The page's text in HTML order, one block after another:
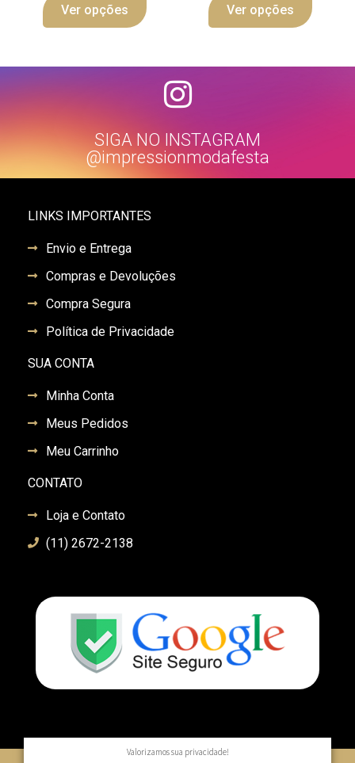
Ver opções Ver opções
SIGA NO INSTAGRAM
@impressionmodafesta
LINKS IMPORTANTES
Envio e Entrega
Compras e Devoluções
Compra Segura
Política de Privacidade
SUA CONTA
Minha Conta
Meus Pedidos
Meu Carrinho
CONTATO
Loja e Contato
(11) 2672-2138
Valorizamos sua privacidade!